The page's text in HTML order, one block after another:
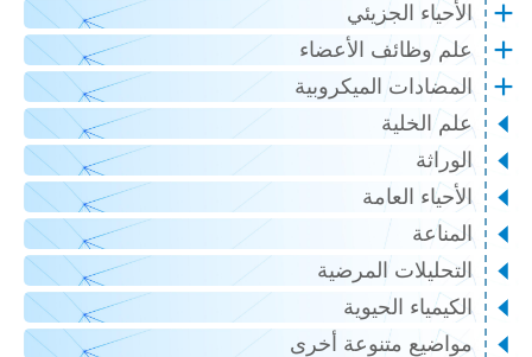
الأحياء الجزيئي
علم وظائف الأعضاء
المضادات الميكروبية
علم الخلية
الوراثة
الأحياء العامة
المناعة
التحليلات المرضية
الكيمياء الحيوية
مواضيع متنوعة أخرى